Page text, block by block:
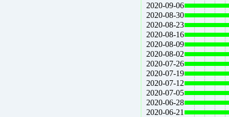
2020-09-06
2020-08-30
2020-08-23
2020-08-16
2020-08-09
2020-08-02
2020-07-26
2020-07-19
2020-07-12
2020-07-05
2020-06-28
2020-06-21